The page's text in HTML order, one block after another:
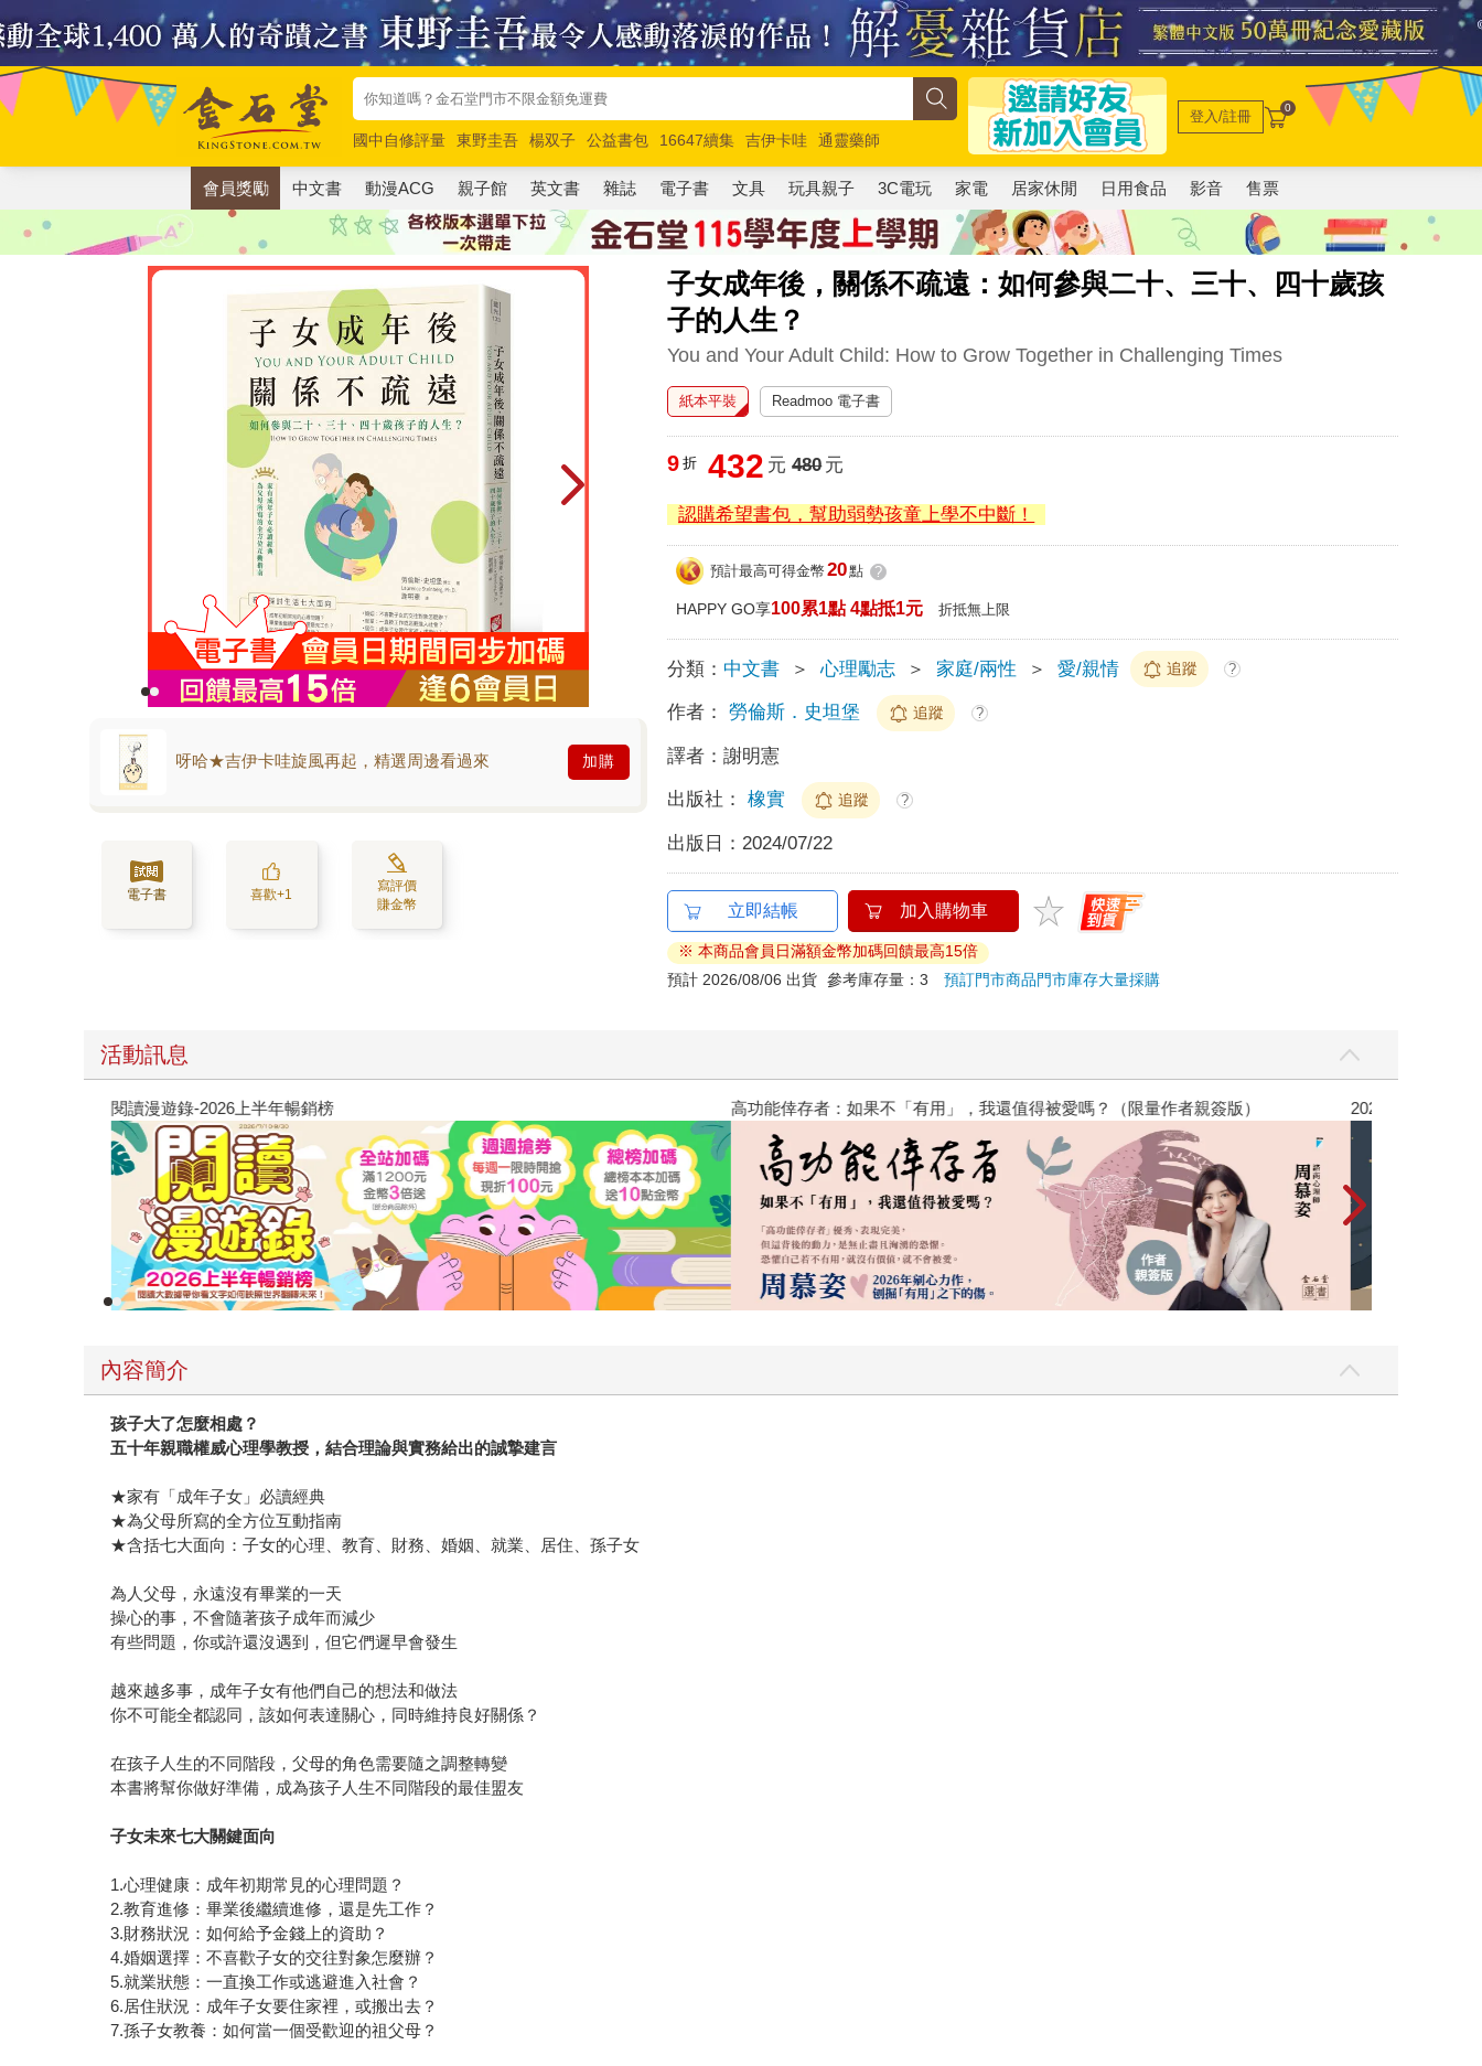
國中自修評量 東野圭吾 楊双子 公益書包 16647續集 吉伊卡哇
通靈藥師
唯紅花綻放
奧德賽 路邊攤新作 馬斯克 玩具總動員5 超慢跑
登入/註冊 0
會員獎勵 中文書 動漫ACG 親子館 英文書 雜誌 電子書 文具 玩具親子 3C電玩 家電 居家休閒 日用食品 影音 售票
子女成年後，關係不疏遠：如何參與二十、三十、四十歲孩
子的人生？
You and Your Adult Child: How to Grow Together in Challenging Times
呀哈★吉伊卡哇旋風再起，精選周邊看過來 加購
電子書 喜歡+1
寫評價
賺金幣
紙本平裝 Readmoo 電子書
9 折 432 元 480元
認購希望書包，幫助弱勢孩童上學不中斷！
預計最高可得金幣 20點 ?
HAPPY GO享100累1點 4點抵1元 折抵無上限
分類： 中文書 ＞ 心理勵志 ＞ 家庭/兩性 ＞ 愛/親情 追蹤 ?
作者： 勞倫斯．史坦堡 追蹤 ?
譯者：謝明憲
出版社： 橡實 追蹤 ?
出版日： 2024/07/22
立即結帳 加入購物車
※ 本商品會員日滿額金幣加碼回饋最高15倍
預計 2026/08/06 出貨 參考庫存量：3預訂門市商品門市庫存大量採購
活動訊息
閱讀漫遊錄-2026上半年暢銷榜 高功能倖存者：如果不「有用」，我還值得被愛嗎？（限量作者親簽版） 2026年8月金石
內容簡介
孩子大了怎麼相處？
五十年親職權威心理學教授，結合理論與實務給出的誠摯建言
★家有「成年子女」必讀經典
★為父母所寫的全方位互動指南
★含括七大面向：子女的心理、教育、財務、婚姻、就業、居住、孫子女
為人父母，永遠沒有畢業的一天
操心的事，不會隨著孩子成年而減少
有些問題，你或許還沒遇到，但它們遲早會發生
越來越多事，成年子女有他們自己的想法和做法
你不可能全都認同，該如何表達關心，同時維持良好關係？
在孩子人生的不同階段，父母的角色需要隨之調整轉變
本書將幫你做好準備，成為孩子人生不同階段的最佳盟友
子女未來七大關鍵面向
1.心理健康：成年初期常見的心理問題？
2.教育進修：畢業後繼續進修，還是先工作？
3.財務狀況：如何給予金錢上的資助？
4.婚姻選擇：不喜歡子女的交往對象怎麼辦？
5.就業狀態：一直換工作或逃避進入社會？
6.居住狀況：成年子女要住家裡，或搬出去？
7.孫子女教養：如何當一個受歡迎的祖父母？